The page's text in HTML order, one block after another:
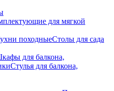
для мягкой
походныеСтолы для сада
для балкона,
Стулья для балкона,